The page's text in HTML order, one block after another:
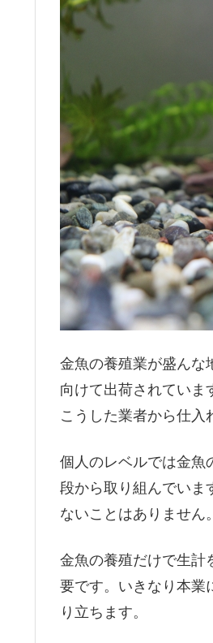
金魚の養殖業が盛んな
向けて出荷されていま
こうした業者から仕入
個人のレベルでは金魚
段から取り組んでいま
ないことはありません。
金魚の養殖だけで生計
要です。いきなり本業
り立ちます。